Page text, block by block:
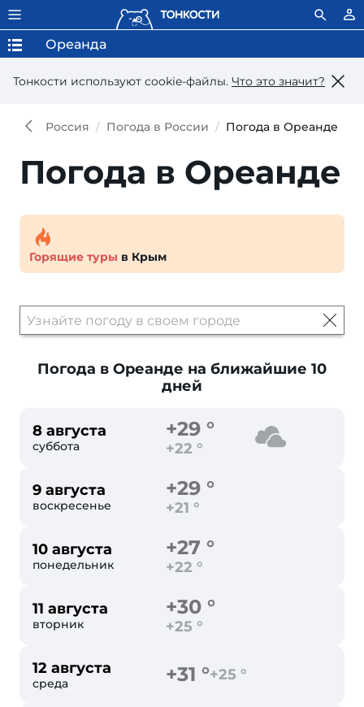
Тонкости используют сookie-файлы. Что это значит?
Ореанда
Россия Погода в России Погода в Ореанде
Погода в Ореанде
Горящие туры в Крым
Погода в Ореанде на ближайшие 10
дней
8 августа
суббота
+29 °
+22 °
9 августа
воскресенье
+29 °
+21 °
10 августа
понедельник
+27 °
+22 °
11 августа
вторник
+30 °
+25 °
12 августа
среда +31 °+25 °